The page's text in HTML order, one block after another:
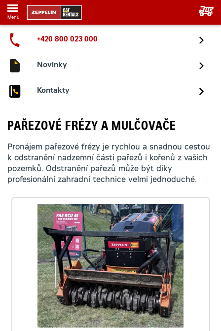
Menu
+420 800 023 000
Novinky
Kontakty
PAŘEZOVÉ FRÉZY A MULČOVAČE
Pronájem pařezové frézy je rychlou a snadnou cestou
k odstranění nadzemní části pařezů i kořenů z vašich
pozemků. Odstranění pařezů může být díky
profesionální zahradní technice velmi jednoduché.